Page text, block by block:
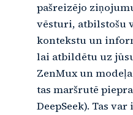
pašreizējo
vēsturi, atbilstošu
kontekstu un
lai atbildētu uz
ZenMux un
tas maršrutē
DeepSeek). Tas